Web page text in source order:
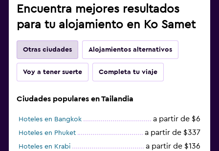
Encuentra mejores resultados
para tu alojamiento en Ko Samet
Otras ciudades Alojamientos alternativos
Voy a tener suerte Completa tu viaje
Ciudades populares en Tailandia
Hoteles en Bangkok a partir de $6
Hoteles en Phuket a partir de $337
Hoteles en Krabi a partir de $136